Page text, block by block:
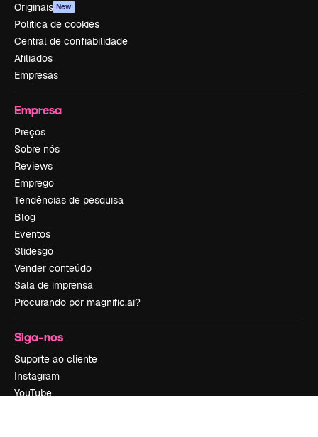
Originais New
Política de cookies
Central de confiabilidade
Afiliados
Empresas
Empresa
Preços
Sobre nós
Reviews
Emprego
Tendências de pesquisa
Blog
Eventos
Slidesgo
Vender conteúdo
Sala de imprensa
Procurando por magnific.ai?
Siga-nos
Suporte ao cliente
Instagram
YouTube